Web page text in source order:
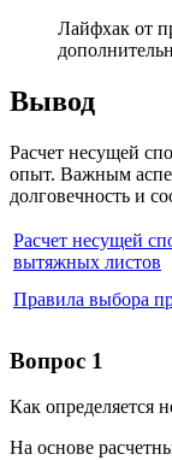
Лайфхак от
Вывод
Расчет несущей
опыт. Важным
долговечность и
Расчет несущей
вытяжных листов
Правила выбора
Вопрос 1
Как определяется
На основе